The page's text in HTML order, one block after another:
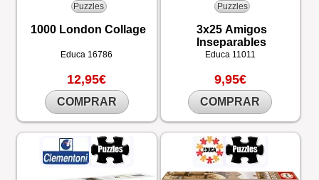
Puzzles
1000 London Collage
Educa 16786
12,95€
COMPRAR
Puzzles
3x25 Amigos
Inseparables
Educa 11011
9,95€
COMPRAR